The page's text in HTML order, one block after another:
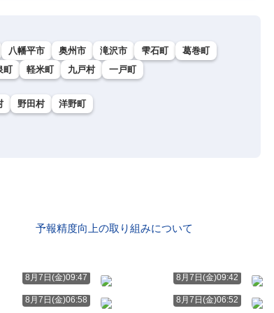
八幡平市 奥州市 滝沢市 雫石町
葛巻町
町 軽米町 九戸村 一戸町
野田村 洋野町
予報精度向上の取り組みについて
8月7日(金)09:47 8月7日(金)09:42
8月7日(金)06:58 8月7日(金)06:52